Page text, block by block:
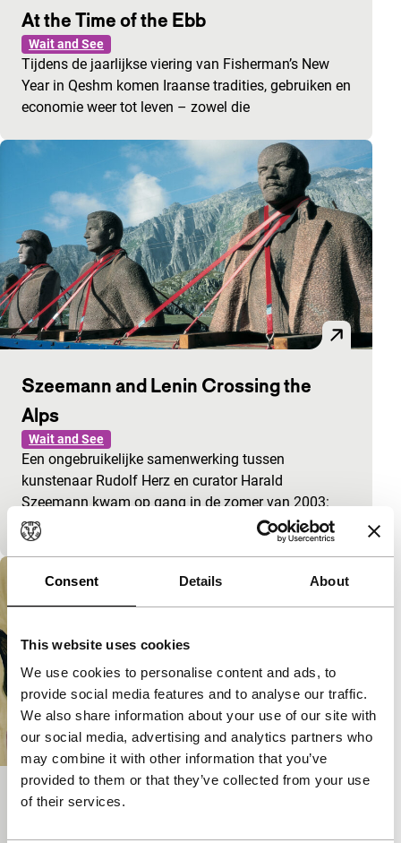
Consent Details About
This website uses cookies
We use cookies to personalise content and ads, to
provide social media features and to analyse our traffic.
We also share information about your use of our site with
our social media, advertising and analytics partners who
may combine it with other information that you’ve
provided to them or that they’ve collected from your use
of their services.
At the Time of the Ebb
Wait and See
Tijdens de jaarlijkse viering van Fisherman’s New
Year in Qeshm komen Iraanse tradities, gebruiken en
economie weer tot leven – zowel die
Szeemann and Lenin Crossing the
Alps
Wait and See
Een ongebruikelijke samenwerking tussen
kunstenaar Rudolf Herz en curator Harald
Szeemann kwam op gang in de zomer van 2003:
‘Lenin op tournee’.
A Girl Who’s Afraid of Touching People